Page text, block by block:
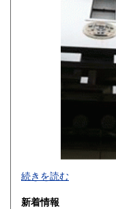
続きを読む
新着情報